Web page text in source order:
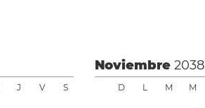
J V S
Noviembre2038
D L M M